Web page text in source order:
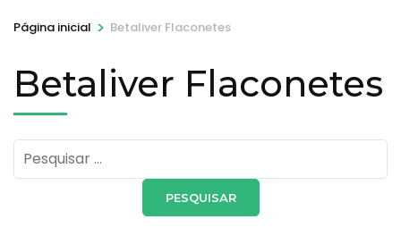
Página inicial > Betaliver Flaconetes
Betaliver Flaconetes
Pesquisar
por: